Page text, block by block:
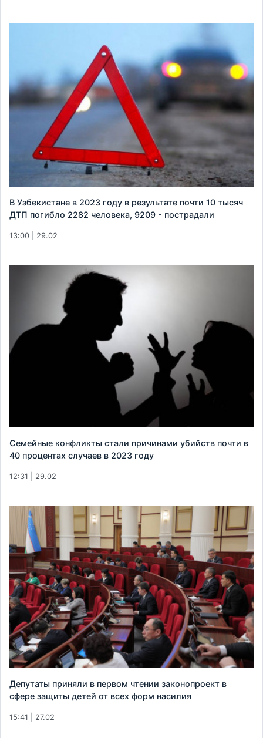
В Узбекистане в 2023 году в результате почти 10 тысяч
ДТП погибло 2282 человека, 9209 - пострадали
13:00 | 29.02
Семейные конфликты стали причинами убийств почти в
40 процентах случаев в 2023 году
12:31 | 29.02
Депутаты приняли в первом чтении законопроект в
сфере защиты детей от всех форм насилия
15:41 | 27.02